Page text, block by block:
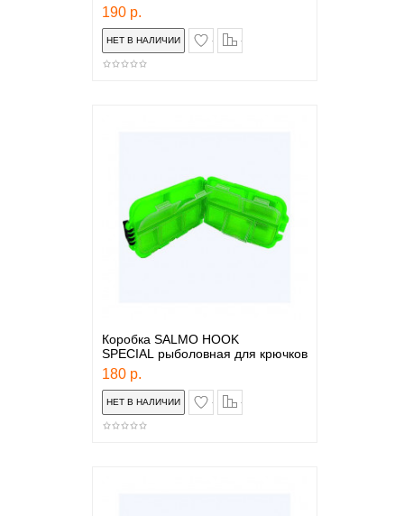
190 р.
в закладки
Коробка SALMO HOOK
SPECIAL рыболовная для крючков
180 р.
в закладки